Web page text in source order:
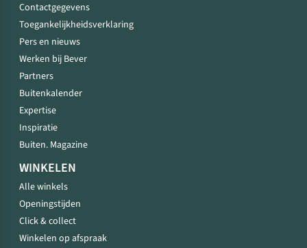
Contactgegevens
Toegankelijkheidsverklaring
Pers en nieuws
Werken bij Bever
Partners
Buitenkalender
Expertise
Inspiratie
Buiten. Magazine
WINKELEN
Alle winkels
Openingstijden
Click & collect
Winkelen op afspraak